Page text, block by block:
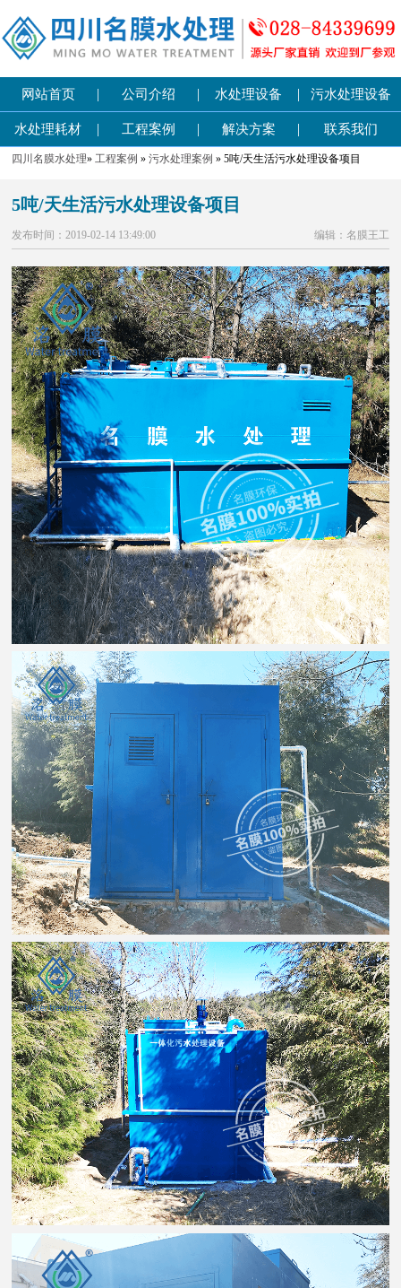
网站首页 | 公司介绍 | 水处理设备 | 污水处理设备
水处理耗材 | 工程案例 | 解决方案 | 联系我们
四川名膜水处理»工程案例 »污水处理案例 » 5吨/天生活污水处理设备项目
5吨/天生活污水处理设备项目
发布时间：2019-02-14 13:49:00 编辑：名膜王工